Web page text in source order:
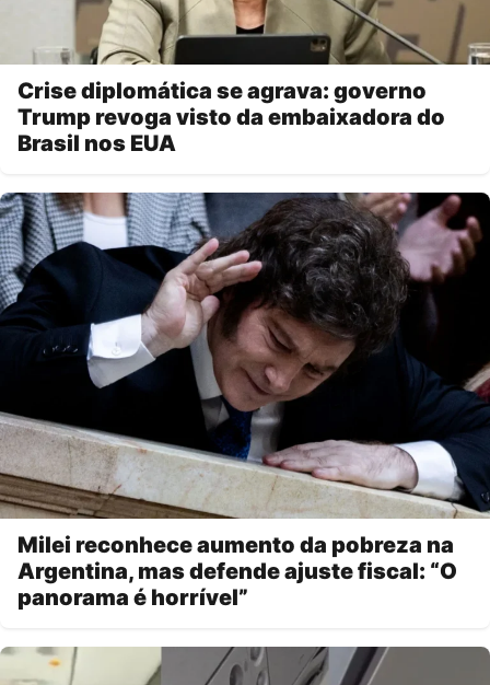
Crise diplomática se agrava: governo
Trump revoga visto da embaixadora do
Brasil nos EUA
Milei reconhece aumento da pobreza na
Argentina, mas defende ajuste fiscal: “O
panorama é horrível”